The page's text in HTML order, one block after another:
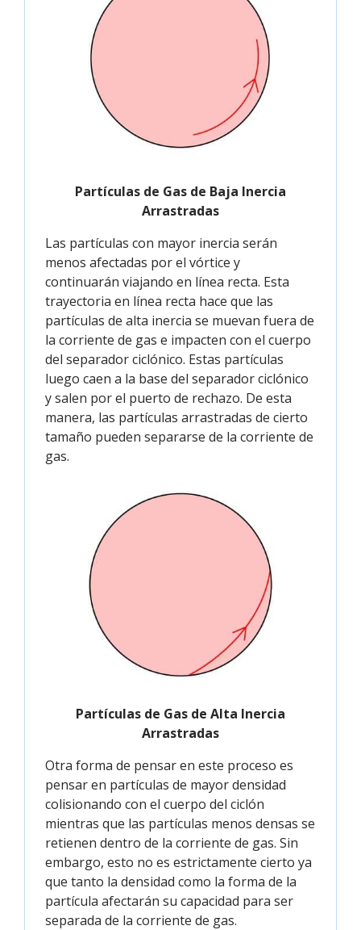
Partículas de Gas de Baja Inercia
Arrastradas
Las partículas con mayor inercia serán
menos afectadas por el vórtice y
continuarán viajando en línea recta. Esta
trayectoria en línea recta hace que las
partículas de alta inercia se muevan fuera de
la corriente de gas e impacten con el cuerpo
del separador ciclónico. Estas partículas
luego caen a la base del separador ciclónico
y salen por el puerto de rechazo. De esta
manera, las partículas arrastradas de cierto
tamaño pueden separarse de la corriente de
gas.
Partículas de Gas de Alta Inercia
Arrastradas
Otra forma de pensar en este proceso es
pensar en partículas de mayor densidad
colisionando con el cuerpo del ciclón
mientras que las partículas menos densas se
retienen dentro de la corriente de gas. Sin
embargo, esto no es estrictamente cierto ya
que tanto la densidad como la forma de la
partícula afectarán su capacidad para ser
separada de la corriente de gas.